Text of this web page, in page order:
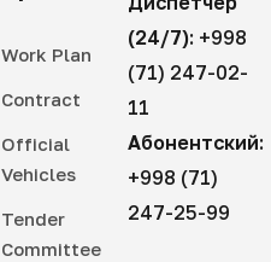
Work Plan
Contract
Official
Vehicles
Tender
Committee
(24/7): +998
(71) 247-02-
11
Абонентский:
+998 (71)
247-25-99